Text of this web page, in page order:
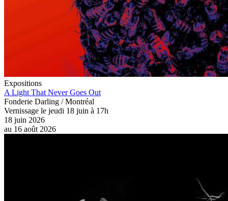
Expositions
A Light That Never Goes Out
Fonderie Darling / Montréal
Vernissage le jeudi 18 juin à 17h
18 juin 2026
au 16 août 2026